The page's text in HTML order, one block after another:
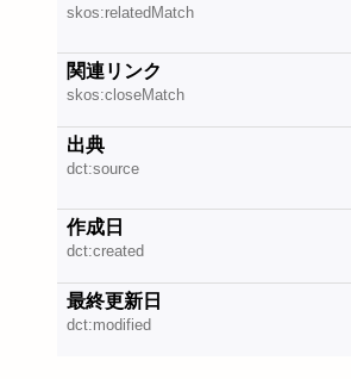
skos:relatedMatch
関連リンク
skos:closeMatch
出典
dct:source
作成日
dct:created
最終更新日
dct:modified